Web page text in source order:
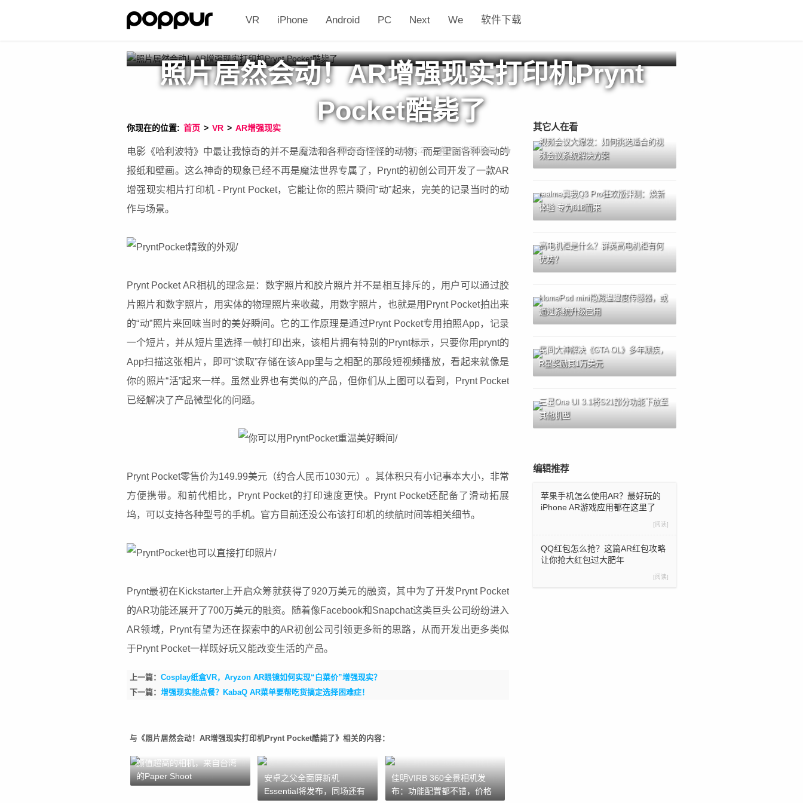
VR iPhone Android PC Next We 软件下载
照片居然会动！AR增强现实打印机Prynt
Pocket酷毙了
Dean 2017-05-31 18:25:24 AR增强现实
你现在的位置: 首页 > VR > AR增强现实
电影《哈利波特》中最让我惊奇的并不是魔法和各种奇奇怪怪的动物，而是里面各种会动的
报纸和壁画。这么神奇的现象已经不再是魔法世界专属了，Prynt的初创公司开发了一款AR
增强现实相片打印机 - Prynt Pocket，它能让你的照片瞬间“动”起来，完美的记录当时的动
作与场景。
Prynt Pocket AR相机的理念是：数字照片和胶片照片并不是相互排斥的，用户可以通过胶
片照片和数字照片，用实体的物理照片来收藏，用数字照片，也就是用Prynt Pocket拍出来
的“动”照片来回味当时的美好瞬间。它的工作原理是通过Prynt Pocket专用拍照App，记录
一个短片，并从短片里选择一帧打印出来，该相片拥有特别的Prynt标示，只要你用prynt的
App扫描这张相片，即可“读取”存储在该App里与之相配的那段短视频播放，看起来就像是
你的照片“活”起来一样。虽然业界也有类似的产品，但你们从上图可以看到，Prynt Pocket
已经解决了产品微型化的问题。
Prynt Pocket零售价为149.99美元（约合人民币1030元）。其体积只有小记事本大小，非常
方便携带。和前代相比，Prynt Pocket的打印速度更快。Prynt Pocket还配备了滑动拓展
坞，可以支持各种型号的手机。官方目前还没公布该打印机的续航时间等相关细节。
Prynt最初在Kickstarter上开启众筹就获得了920万美元的融资，其中为了开发Prynt Pocket
的AR功能还展开了700万美元的融资。随着像Facebook和Snapchat这类巨头公司纷纷进入
AR领域，Prynt有望为还在探索中的AR初创公司引领更多新的思路，从而开发出更多类似
于Prynt Pocket一样既好玩又能改变生活的产品。
上一篇： Cosplay纸盒VR，Aryzon AR眼镜如何实现“白菜价”增强现实？
下一篇： 增强现实能点餐？KabaQ AR菜单要帮吃货搞定选择困难症！
与《照片居然会动！AR增强现实打印机Prynt Pocket酷毙了》相关的内容：
颜值超高的相机，来自台湾
的Paper Shoot
安卓之父全面屏新机
Essential将发布，同场还有
佳明VIRB 360全景相机发
布：功能配置都不错，价格
其它人在看
视频会议大爆发：如何挑选适合的视
频会议系统解决方案
realme真我Q3 Pro狂欢版评测：焕新
体验 专为618而来
高电机柜是什么？群英高电机柜有何
优势？
HomePod mini隐藏温湿度传感器，或
通过系统升级启用
民间大神解决《GTA OL》多年顽疾，
R星奖励其1万美元
三星One UI 3.1将S21部分功能下放至
其他机型
编辑推荐
苹果手机怎么使用AR？最好玩的
iPhone AR游戏应用都在这里了
[阅读]
QQ红包怎么抢？这篇AR红包攻略
让你抢大红包过大肥年
[阅读]